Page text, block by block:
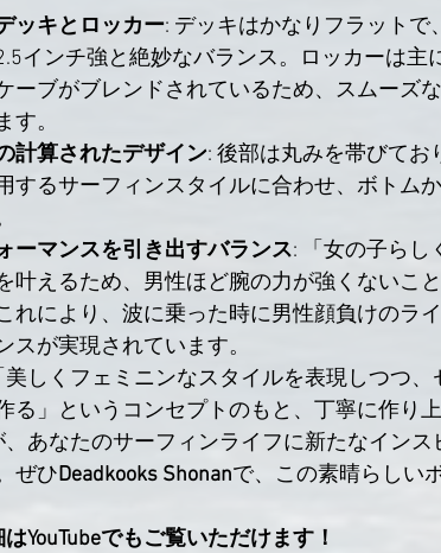
ッキとロッカー: デッキはかなりフラットで
インチ強と絶妙なバランス。ロッカーは主
ーブがブレンドされているため、スムーズ
す。
計算されたデザイン: 後部は丸みを帯びてお
するサーフィンスタイルに合わせ、ボトム
ーマンスを引き出すバランス: 「女の子らし
叶えるため、男性ほど腕の力が強くないこ
れにより、波に乗った時に男性顔負けのラ
スが実現されています。
美しくフェミニンなスタイルを表現しつつ
る」というコンセプトのもと、丁寧に作り上
、あなたのサーフィンライフに新たなイン
ぜひDeadkooks Shonanで、この素晴らしい
YouTubeでもご覧いただけます！